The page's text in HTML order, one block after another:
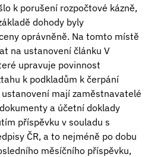
k porušení rozpočtové kázně,
dohody byly
oprávněně. Na tomto místě
na ustanovení článku V
upravuje povinnost
k podkladům k čerpání
mají zaměstnavatelé
a účetní doklady
příspěvku v souladu s
ČR, a to nejméně po dobu
měsíčního příspěvku,